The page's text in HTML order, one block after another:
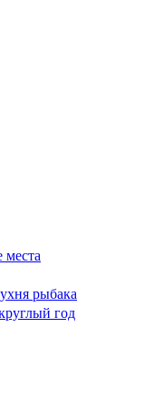
рыбака
год